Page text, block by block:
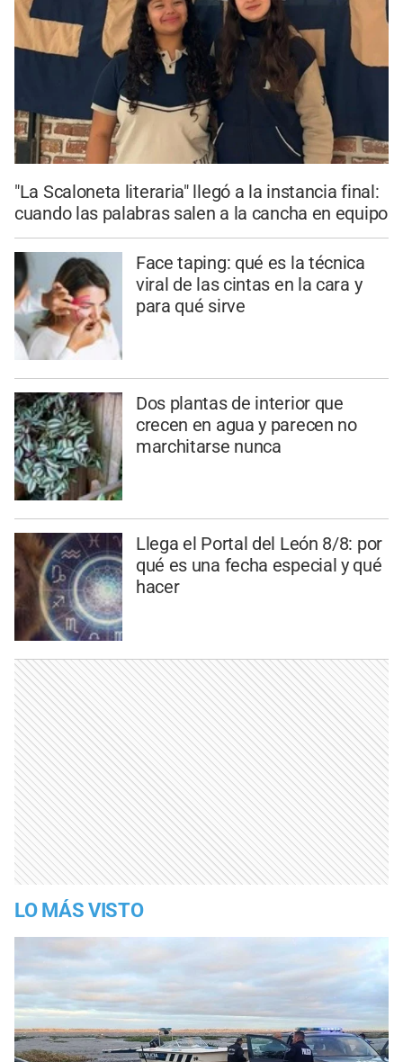
"La Scaloneta literaria" llegó a la instancia final:
cuando las palabras salen a la cancha en equipo
Face taping: qué es la técnica
viral de las cintas en la cara y
para qué sirve
Dos plantas de interior que
crecen en agua y parecen no
marchitarse nunca
Llega el Portal del León 8/8: por
qué es una fecha especial y qué
hacer
LO MÁS VISTO